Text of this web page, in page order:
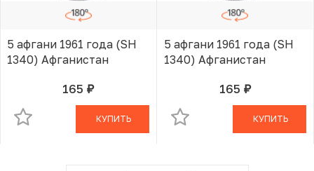
5 афгани 1961 года (SH
1340) Афганистан
165 руб.В КОРЗИНЕ
КУПИТЬ
5 афгани 1961 года (SH
1340) Афганистан
165 руб.В КОРЗИНЕ
КУПИТЬ